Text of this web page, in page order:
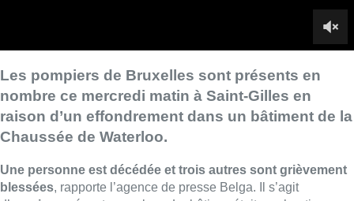
, a précisé
Vers 07h45, une
partie du plafond du premier étage s’est
effondrée pour une raison inconnue, alors que six ouvriers
étaient présents.“À notre arrivée sur place, deux ouvriers
avaient pu se mettre en sécurité”
les décombres et nous avons pu les libérer. Trois d’entre
eux ont été grièvement blessés et ont été transportés à